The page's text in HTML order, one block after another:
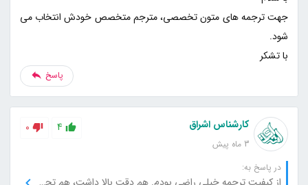
جهت ترجمه های متون تخصصی، مترجم متخصص خودش انتخاب می
با تشکر
پاسخ
کارشناس اشراق
3 ماه پیش
4
0
در پاسخ به: